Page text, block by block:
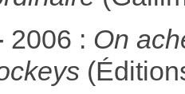
2006 : On